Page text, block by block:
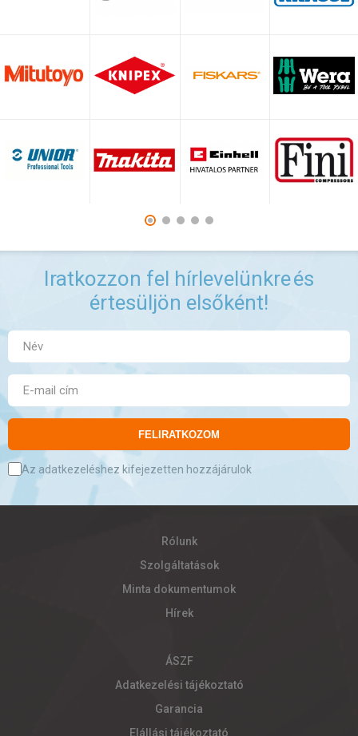
Iratkozzon fel hírlevelünkreés
értesüljön elsőként!
FELIRATKOZOM
Az adatkezeléshez kifejezetten hozzájárulok
Rólunk
Szolgáltatások
Minta dokumentumok
Hírek
ÁSZF
Adatkezelési tájékoztató
Garancia
Elállási tájékoztató